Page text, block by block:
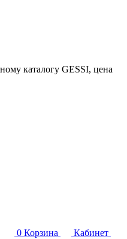
каталогу GESSI, цена
0 Корзина
Кабинет